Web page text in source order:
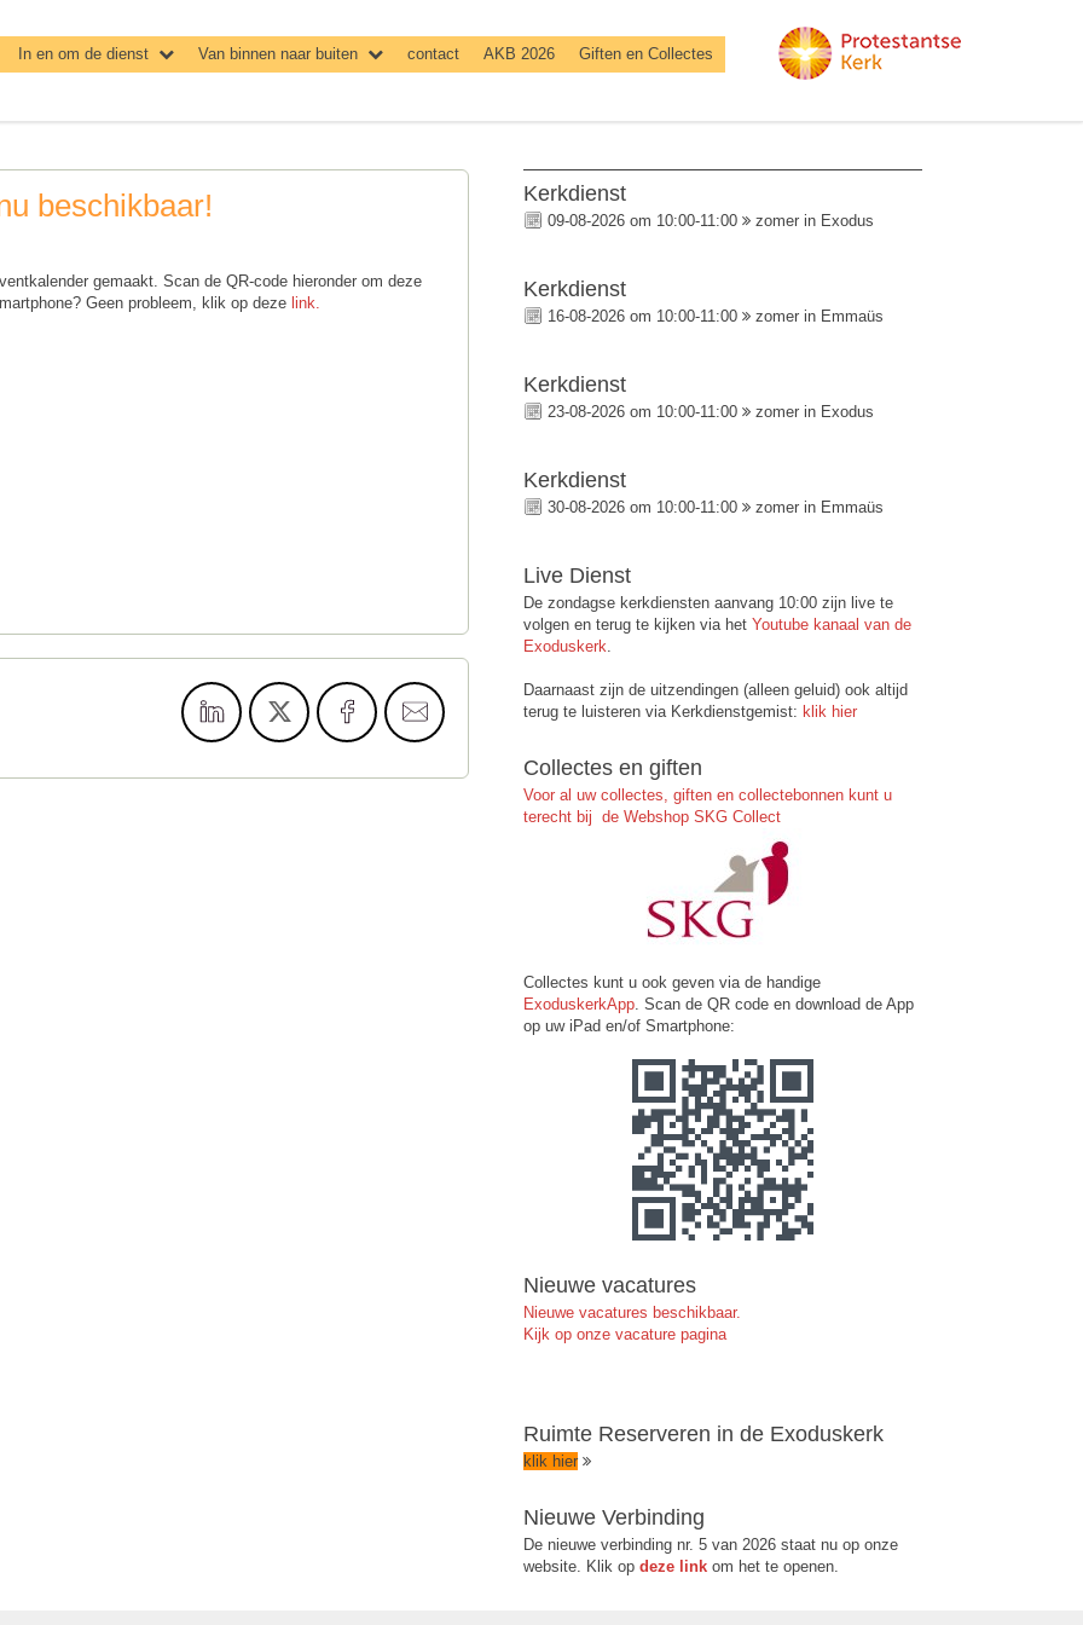
In en om de dienst Van binnen naar buiten contact AKB 2026 Giften en Collectes
beschikbaar!
gemaakt. Scan de QR-code hieronder om deze
Geen probleem, klik op deze link.
Kerkdienst
09-08-2026 om 10:00-11:00 zomer in Exodus
Kerkdienst
16-08-2026 om 10:00-11:00 zomer in Emmaüs
Kerkdienst
23-08-2026 om 10:00-11:00 zomer in Exodus
Kerkdienst
30-08-2026 om 10:00-11:00 zomer in Emmaüs
Live Dienst
De zondagse kerkdiensten aanvang 10:00 zijn live te
volgen en terug te kijken via hetYoutube kanaal van de
Exoduskerk.
Daarnaast zijn de uitzendingen (alleen geluid) ook altijd
terug te luisteren via Kerkdienstgemist: klik hier
Collectes en giften
Voor al uw collectes, giften en collectebonnen kunt u
terecht bij de Webshop SKG Collect
Collectes kunt u ook geven via de handige
ExoduskerkApp. Scan de QR code en download de App
op uw iPad en/of Smartphone:
Nieuwe vacatures
Nieuwe vacatures beschikbaar.
Kijk op onze vacature pagina
Ruimte Reserveren in de Exoduskerk
klik hier
Nieuwe Verbinding
De nieuwe verbinding nr. 5 van 2026 staat nu op onze
website. Klik opdeze link om het te openen.